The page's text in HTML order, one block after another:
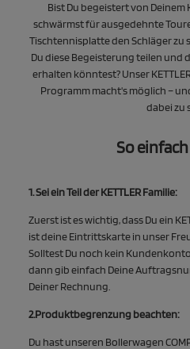
Bist Du begeistert von Deinem
schwärmst für ausgedehnte
Tischtennisplatte den Schläger zu
Du diese Begeisterung teilen und
erhalten könntest? Unser
Programm macht's möglich –
dabei zu
So
1. Sei ein Teil der KETTLER Familie:
Zuerst ist es wichtig, dass Du ein
ist deine Eintrittskarte in unser
Solltest Du noch kein
dann gib einfach Deine
Deiner Rechnung.
2.Produktbegrenzung beachten:
Du hast unseren Bollerwagen